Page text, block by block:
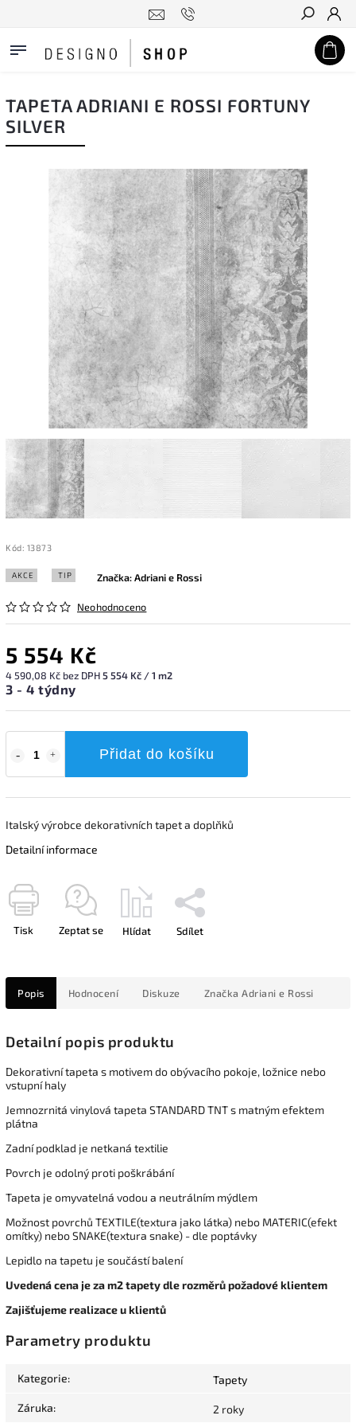
Hledat
TAPETA ADRIANI E ROSSI FORTUNY
SILVER
Kód: 13873
AKCE TIP
Neohodnoceno
Značka:Adriani e Rossi
5 554 Kč
4 590,08 Kč bez DPH5 554 Kč / 1 m2
3 - 4 týdny
Přidat do košíku
Italský výrobce dekorativních tapet a doplňků
Detailní informace
Tisk Zeptat se Hlídat Sdílet
Popis Hodnocení Diskuze Značka Adriani e Rossi
Detailní popis produktu
Dekorativní tapeta s motivem do obývacího pokoje, ložnice nebo
vstupní haly
Jemnozrnitá vinylová tapeta STANDARD TNT s matným efektem
plátna
Zadní podklad je netkaná textilie
Povrch je odolný proti poškrábání
Tapeta je omyvatelná vodou a neutrálním mýdlem
Možnost povrchů TEXTILE(textura jako látka) nebo MATERIC(efekt
omítky) nebo SNAKE(textura snake) - dle poptávky
Lepidlo na tapetu je součástí balení
Uvedená cena je za m2 tapety dle rozměrů požadové klientem
Zajišťujeme realizace u klientů
Parametry produktu
Kategorie: Tapety
Záruka: 2 roky